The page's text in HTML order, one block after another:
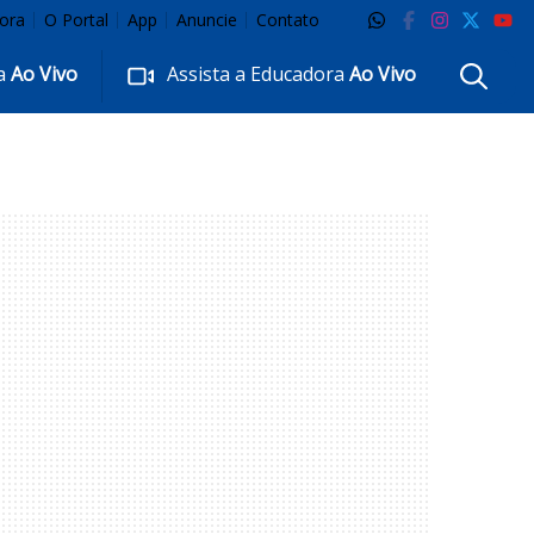
O Portal App Anuncie Contato
Ao Vivo Assista a EducadoraAo Vivo